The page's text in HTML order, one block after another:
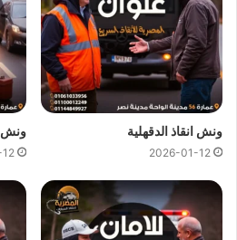
عليك عناء البحث عنونش انقاذ في
خدماتانقاذ السيارات في عابدين من
حديثة و مجهزة و مراقبة بـ GPS
اقرب توكيل او اي وجهة اخري تريد نقل
ونش انقاذ الدقهلية
2026-01-12
ونش